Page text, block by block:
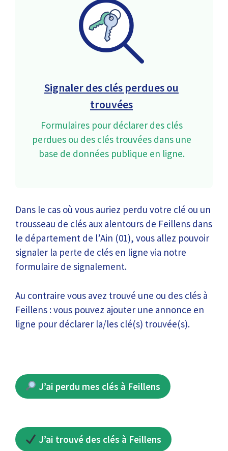
Signaler des clés perdues ou
trouvées
Formulaires pour déclarer des clés
perdues ou des clés trouvées dans une
base de données publique en ligne.
Dans le cas où vous auriez perdu votre clé ou un
trousseau de clés aux alentours de Feillens dans
le département de l’Ain (01), vous allez pouvoir
signaler la perte de clés en ligne via notre
formulaire de signalement.
Au contraire vous avez trouvé une ou des clés à
Feillens : vous pouvez ajouter une annonce en
ligne pour déclarer la/les clé(s) trouvée(s).
J’ai perdu mes clés à Feillens
J’ai trouvé des clés à Feillens